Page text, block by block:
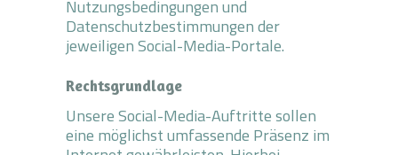
Nutzungsbedingungen und
Datenschutzbestimmungen der
jeweiligen Social-Media-Portale.
Rechtsgrundlage
Unsere Social-Media-Auftritte sollen
eine möglichst umfassende Präsenz im